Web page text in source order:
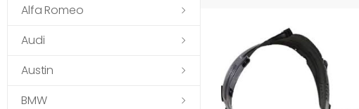
Alfa Romeo
Audi
Austin
BMW